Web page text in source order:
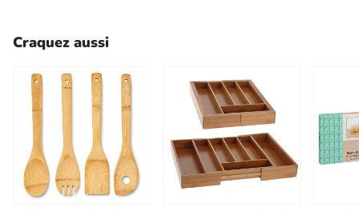
Craquez aussi